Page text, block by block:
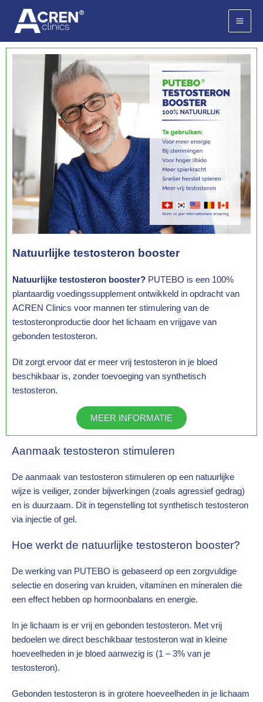
inhoud
Natuurlijke testosteron booster
Natuurlijke testosteron booster? PUTEBO is een 100%
plantaardig voedingssupplement ontwikkeld in opdracht van
ACREN Clinics voor mannen ter stimulering van de
testosteronproductie door het lichaam en vrijgave van
gebonden testosteron.
Dit zorgt ervoor dat er meer vrij testosteron in je bloed
beschikbaar is, zonder toevoeging van synthetisch
testosteron.
MEER INFORMATIE
Aanmaak testosteron stimuleren
De aanmaak van testosteron stimuleren op een natuurlijke
wijze is veiliger, zonder bijwerkingen (zoals agressief gedrag)
en is duurzaam. Dit in tegenstelling tot synthetisch testosteron
via injectie of gel.
Hoe werkt de natuurlijke testosteron booster?
De werking van PUTEBO is gebaseerd op een zorgvuldige
selectie en dosering van kruiden, vitaminen en mineralen die
een effect hebben op hormoonbalans en energie.
In je lichaam is er vrij en gebonden testosteron. Met vrij
bedoelen we direct beschikbaar testosteron wat in kleine
hoeveelheden in je bloed aanwezig is (1 – 3% van je
testosteron).
Gebonden testosteron is in grotere hoeveelheden in je lichaam